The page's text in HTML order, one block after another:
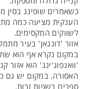
כשאמרים שופינג בסין
הענקית מציעה כמה
לשווקים המקסימים.
אזור 'דונגאן' בעיר
במקום נקרא אף הוא
'וואנפוג'ינג' הוא אזור
האסורה. במקום יש גם
ספרים בשפות זרות.